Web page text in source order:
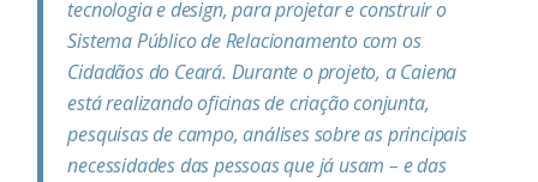
tecnologia e design, para projetar e construir o
Sistema Público de Relacionamento com os
Cidadãos do Ceará. Durante o projeto, a Caiena
está realizando oficinas de criação conjunta,
pesquisas de campo, análises sobre as principais
necessidades das pessoas que já usam – e das